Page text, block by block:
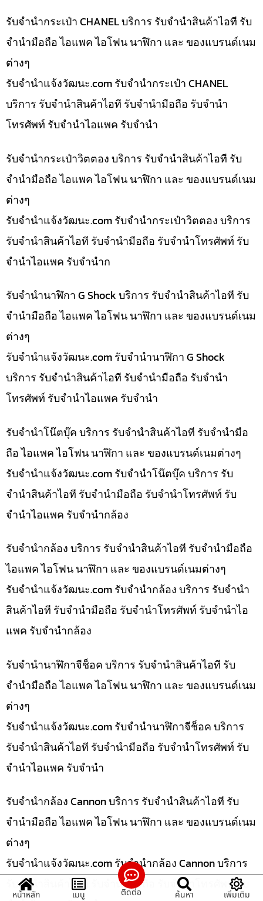
รับจำนำกระเป๋า CHANEL บริการ รับจำนำสินค้าไอที รับ
จำนำมือถือ ไอแพค ไอโฟน นาฬิกา และ ของแบรนด์เนม
ต่างๆ
รับจํานําแจ้งวัฒนะ.com รับจำนำกระเป๋า CHANEL
บริการ รับจำนำสินค้าไอที รับจำนำมือถือ รับจำนำ
โทรศัพท์ รับจำนำไอแพค รับจำนำ
รับจำนำกระเป๋าวิตตอง บริการ รับจำนำสินค้าไอที รับ
จำนำมือถือ ไอแพค ไอโฟน นาฬิกา และ ของแบรนด์เนม
ต่างๆ
รับจํานําแจ้งวัฒนะ.com รับจำนำกระเป๋าวิตตอง บริการ
รับจำนำสินค้าไอที รับจำนำมือถือ รับจำนำโทรศัพท์ รับ
จำนำไอแพค รับจำนำก
รับจำนำนาฬิกา G Shock บริการ รับจำนำสินค้าไอที รับ
จำนำมือถือ ไอแพค ไอโฟน นาฬิกา และ ของแบรนด์เนม
ต่างๆ
รับจํานําแจ้งวัฒนะ.com รับจำนำนาฬิกา G Shock
บริการ รับจำนำสินค้าไอที รับจำนำมือถือ รับจำนำ
โทรศัพท์ รับจำนำไอแพค รับจำนำ
รับจำนำโน๊ตบุ๊ค บริการ รับจำนำสินค้าไอที รับจำนำมือ
ถือ ไอแพค ไอโฟน นาฬิกา และ ของแบรนด์เนมต่างๆ
รับจํานําแจ้งวัฒนะ.com รับจำนำโน๊ตบุ๊ค บริการ รับ
จำนำสินค้าไอที รับจำนำมือถือ รับจำนำโทรศัพท์ รับ
จำนำไอแพค รับจำนำกล้อง
รับจำนำกล้อง บริการ รับจำนำสินค้าไอที รับจำนำมือถือ
ไอแพค ไอโฟน นาฬิกา และ ของแบรนด์เนมต่างๆ
รับจํานําแจ้งวัฒนะ.com รับจำนำกล้อง บริการ รับจำนำ
สินค้าไอที รับจำนำมือถือ รับจำนำโทรศัพท์ รับจำนำไอ
แพค รับจำนำกล้อง
รับจำนำนาฬิกาจีช็อค บริการ รับจำนำสินค้าไอที รับ
จำนำมือถือ ไอแพค ไอโฟน นาฬิกา และ ของแบรนด์เนม
ต่างๆ
รับจํานําแจ้งวัฒนะ.com รับจำนำนาฬิกาจีช็อค บริการ
รับจำนำสินค้าไอที รับจำนำมือถือ รับจำนำโทรศัพท์ รับ
จำนำไอแพค รับจำนำ
รับจำนำกล้อง Cannon บริการ รับจำนำสินค้าไอที รับ
จำนำมือถือ ไอแพค ไอโฟน นาฬิกา และ ของแบรนด์เนม
ต่างๆ
รับจํานําแจ้งวัฒนะ.com รับจำนำกล้อง Cannon บริการ
รับจำนำสินค้าไอที รับจำนำมือถือ รับจำนำโทรศัพท์ รับ
หน้าหลัก เมนู ติดต่อ ค้นหา เพิ่มเติม